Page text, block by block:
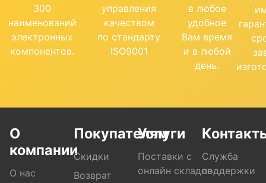
300
наименований
электронных
компонентов.
управления
качеством
по стандарту
ISO9001
в любое
удобное
Вам время
и в любой
день.
О
компании
О нас
Покупателям
Скидки
Возврат
Услуги
Поставки с
онлайн складов
Служба
поддержки